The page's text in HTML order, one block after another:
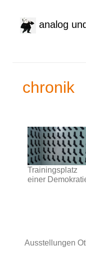
analog
chronik
Trainingsplatz
einer
Ausstellungen